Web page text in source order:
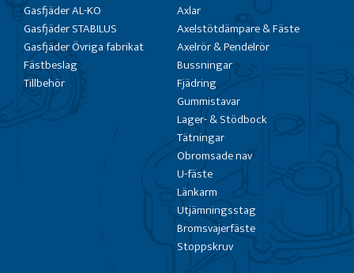
Gasfjäder AL-KO
Gasfjäder STABILUS
Gasfjäder Övriga fabrikat
Fästbeslag
Tillbehör
Axlar
Axelstötdämpare & Fäste
Axelrör & Pendelrör
Bussningar
Fjädring
Gummistavar
Lager- & Stödbock
Tätningar
Obromsade nav
U-fäste
Länkarm
Utjämningsstag
Bromsvajerfäste
Stoppskruv